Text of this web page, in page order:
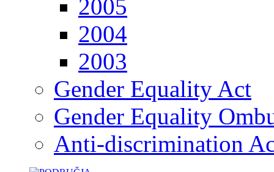
2005
2004
2003
Gender Equality Act
Gender Equality
Anti-discrimination